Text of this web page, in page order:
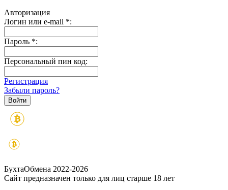
Авторизация
Логин или e-mail *:
Пароль *:
Персональный пин код:
Регистрация
Забыли пароль?
БухтаОбмена 2022-2026
Сайт предназначен только для лиц старше 18 лет